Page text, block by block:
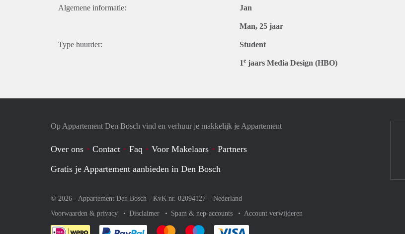
Algemene informatie: Jan
Man, 25 jaar
Type huurder: Student
1e jaars Media Design (HBO)
Op Appartement Den Bosch vind en verhuur je makkelijk je Appartement
Over ons Contact Faq Voor Makelaars
Partners
Gratis je Appartement aanbieden in Den Bosch
© 2026 - Appartement Den Bosch - KvK nr. 02094127 – Nederland
Voorwaarden & privacy
Disclaimer Spam & nep-accounts Account verwijderen